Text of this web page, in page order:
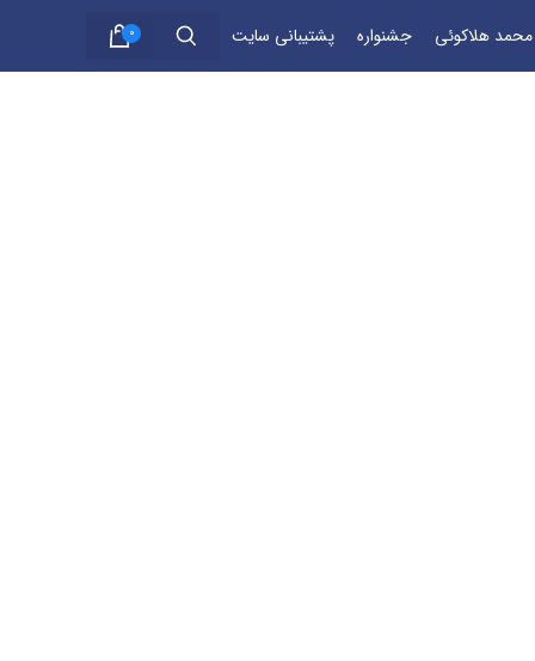
محمد هلاکوئی جشنواره پشتیبانی سایت 0